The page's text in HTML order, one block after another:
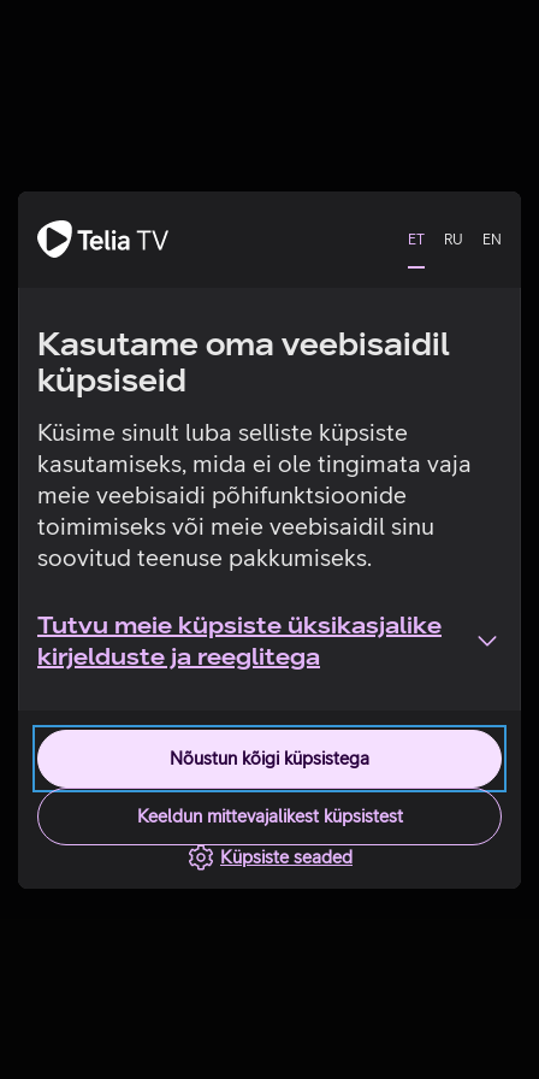
ET RU EN
Kasutame oma veebisaidil
küpsiseid
Küsime sinult luba selliste küpsiste
kasutamiseks, mida ei ole tingimata vaja
meie veebisaidi põhifunktsioonide
toimimiseks või meie veebisaidil sinu
soovitud teenuse pakkumiseks.
Tutvu meie küpsiste üksikasjalike
kirjelduste ja reeglitega
Nõustun kõigi küpsistega
Keeldun mittevajalikest küpsistest
Küpsiste seaded
Tehniline viga